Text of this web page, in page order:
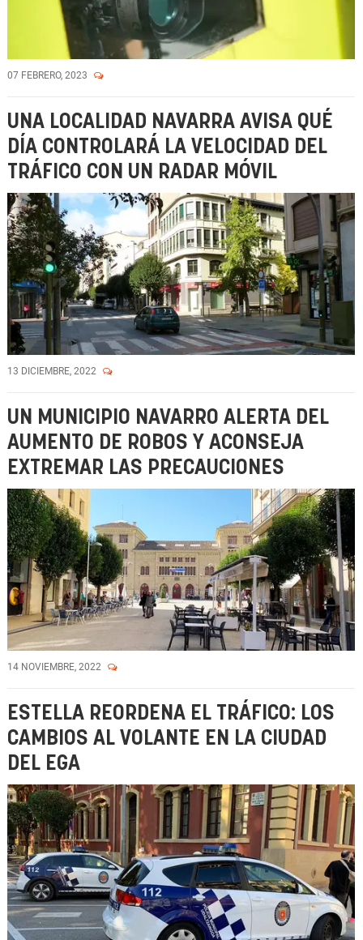
07 FEBRERO, 2023
UNA LOCALIDAD NAVARRA AVISA QUÉ
DÍA CONTROLARÁ LA VELOCIDAD DEL
TRÁFICO CON UN RADAR MÓVIL
13 DICIEMBRE, 2022
UN MUNICIPIO NAVARRO ALERTA DEL
AUMENTO DE ROBOS Y ACONSEJA
EXTREMAR LAS PRECAUCIONES
14 NOVIEMBRE, 2022
ESTELLA REORDENA EL TRÁFICO: LOS
CAMBIOS AL VOLANTE EN LA CIUDAD
DEL EGA